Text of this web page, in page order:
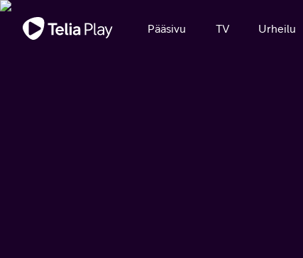
Tärkeä viesti
Pääsivu TV Urheilu